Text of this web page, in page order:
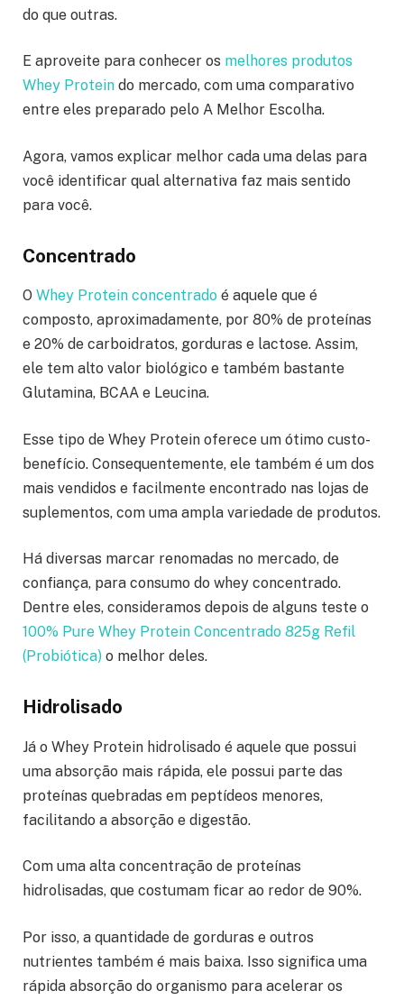
do que outras.
E aproveite para conhecer os melhores produtos
Whey Protein do mercado, com uma comparativo
entre eles preparado pelo A Melhor Escolha.
Agora, vamos explicar melhor cada uma delas para
você identificar qual alternativa faz mais sentido
para você.
Concentrado
O Whey Protein concentrado é aquele que é
composto, aproximadamente, por 80% de proteínas
e 20% de carboidratos, gorduras e lactose. Assim,
ele tem alto valor biológico e também bastante
Glutamina, BCAA e Leucina.
Esse tipo de Whey Protein oferece um ótimo custo-
benefício. Consequentemente, ele também é um dos
mais vendidos e facilmente encontrado nas lojas de
suplementos, com uma ampla variedade de produtos.
Há diversas marcar renomadas no mercado, de
confiança, para consumo do whey concentrado.
Dentre eles, consideramos depois de alguns teste o
100% Pure Whey Protein Concentrado 825g Refil
(Probiótica) o melhor deles.
Hidrolisado
Já o Whey Protein hidrolisado é aquele que possui
uma absorção mais rápida, ele possui parte das
proteínas quebradas em peptídeos menores,
facilitando a absorção e digestão.
Com uma alta concentração de proteínas
hidrolisadas, que costumam ficar ao redor de 90%.
Por isso, a quantidade de gorduras e outros
nutrientes também é mais baixa. Isso significa uma
rápida absorção do organismo para acelerar os